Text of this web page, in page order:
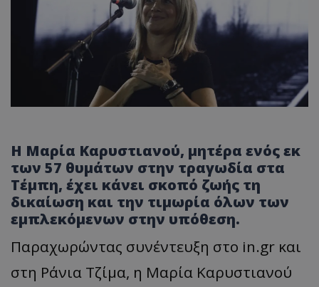
Η Μαρία Καρυστιανού, μητέρα ενός εκ
των 57 θυμάτων στην τραγωδία στα
Τέμπη, έχει κάνει σκοπό ζωής τη
δικαίωση και την τιμωρία όλων των
εμπλεκόμενων στην υπόθεση.
Παραχωρώντας συνέντευξη στο in.gr και
στη Ράνια Τζίμα, η Μαρία Καρυστιανού